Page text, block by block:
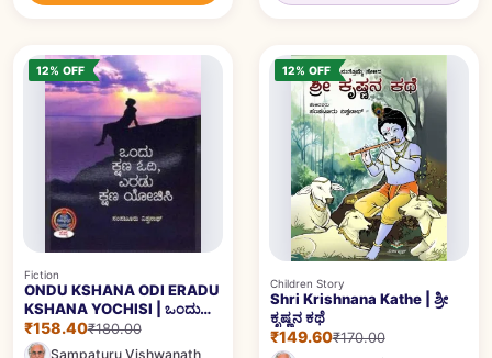
12% OFF
Fiction
ONDU KSHANA ODI ERADU
KSHANA YOCHISI | ಒಂದು
ಕ್ಷಣ ಓದಿ ಎರಡು ಕ್ಷಣ ಯೋಚಿಸಿ
₹158.40₹180.00
Sampaturu Vishwanath
12% OFF
Children Story
Shri Krishnana Kathe | ಶ್ರೀ
ಕೃಷ್ಣನ ಕಥೆ
₹149.60₹170.00